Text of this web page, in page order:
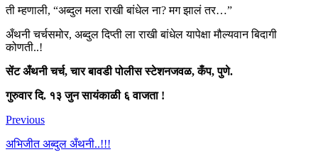
ती म्हणाली, “अब्दुल मला राखी बांधेल ना? मग झालं तर…”
अँथनी चर्चसमोर, अब्दुल दिप्ती ला राखी बांधेल यापेक्षा मौल्यवान बिदागी
कोणती..!
सेंट अँथनी चर्च, चार बावडी पोलीस स्टेशनजवळ, कँप, पुणे.
गुरुवार दि. १३जुन सायंकाळी ६ वाजता !
Previous
अभिजीत अब्दुल अँथनी..!!!